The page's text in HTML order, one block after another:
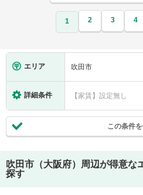
1 2 3 4
エリア 吹田市
詳細条件 【家賃】設定無し
この条件
吹田市（大阪府）
周辺が得意な
探す